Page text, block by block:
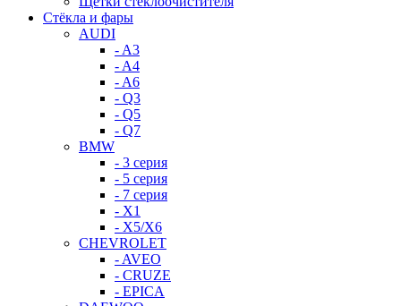
Стёкла и фары
AUDI
- A3
- A4
- A6
- Q3
- Q5
- Q7
BMW
- 3 серия
- 5 серия
- 7 серия
- X1
- X5/X6
CHEVROLET
- AVEO
- CRUZE
- EPICA